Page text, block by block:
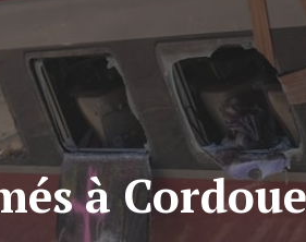
à Cordoue